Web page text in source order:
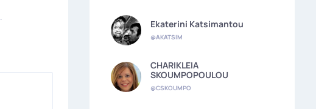
Ekaterini Katsimantou
@AKATSIM
CHARIKLEIA
SKOUMPOPOULOU
@CSKOUMPO